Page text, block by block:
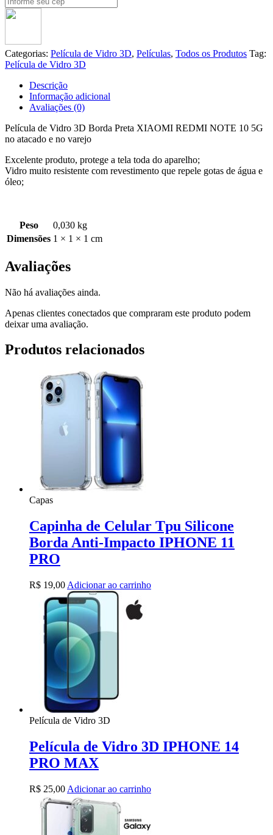
Categorias: Película de Vidro 3D, Películas, Todos os Produtos Tag:
Película de Vidro 3D
Descrição
Informação adicional
Avaliações (0)
Película de Vidro 3D Borda Preta XIAOMI REDMI NOTE 10 5G
no atacado e no varejo
Excelente produto, protege a tela toda do aparelho;
Vidro muito resistente com revestimento que repele gotas de água e
óleo;
Peso
0,030 kg
Dimensões 1 × 1 × 1 cm
Avaliações
Não há avaliações ainda.
Apenas clientes conectados que compraram este produto podem
deixar uma avaliação.
Produtos relacionados
Capas
Capinha de Celular Tpu Silicone
Borda Anti-Impacto IPHONE 11
PRO
R$ 19,00 Adicionar ao carrinho
Película de Vidro 3D
Película de Vidro 3D IPHONE 14
PRO MAX
R$ 25,00 Adicionar ao carrinho